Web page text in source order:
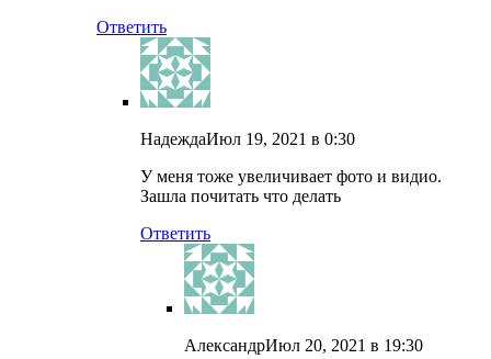
Ответить
НадеждаИюл 19, 2021 в 0:30
У меня тоже увеличивает фото и видио.
Зашла почитать что делать
Ответить
АлександрИюл 20, 2021 в 19:30